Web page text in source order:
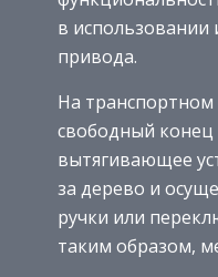
в
привода.
На транспортном
свободный конец
вытягивающее
за дерево и
ручки или
таким образом,